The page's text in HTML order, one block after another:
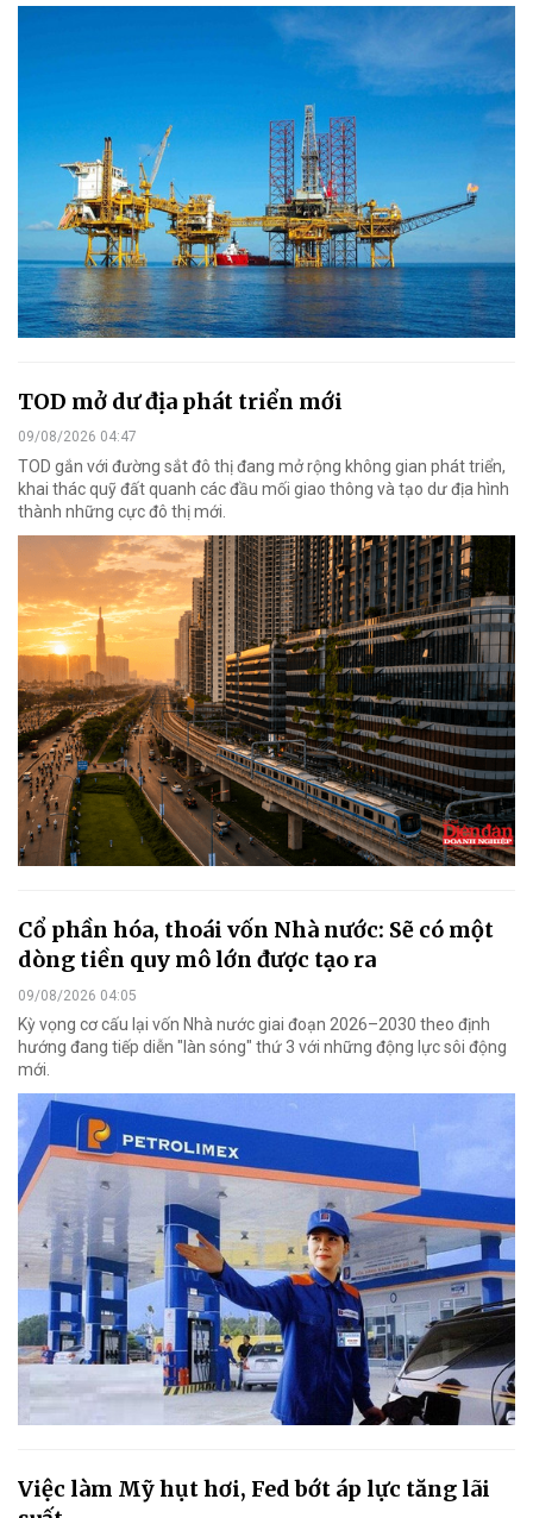
TOD mở dư địa phát triển mới
09/08/2026 04:47
TOD gắn với đường sắt đô thị đang mở rộng không gian phát triển,
khai thác quỹ đất quanh các đầu mối giao thông và tạo dư địa hình
thành những cực đô thị mới.
Cổ phần hóa, thoái vốn Nhà nước: Sẽ có một
dòng tiền quy mô lớn được tạo ra
09/08/2026 04:05
Kỳ vọng cơ cấu lại vốn Nhà nước giai đoạn 2026–2030 theo định
hướng đang tiếp diễn "làn sóng" thứ 3 với những động lực sôi động
mới.
Việc làm Mỹ hụt hơi, Fed bớt áp lực tăng lãi